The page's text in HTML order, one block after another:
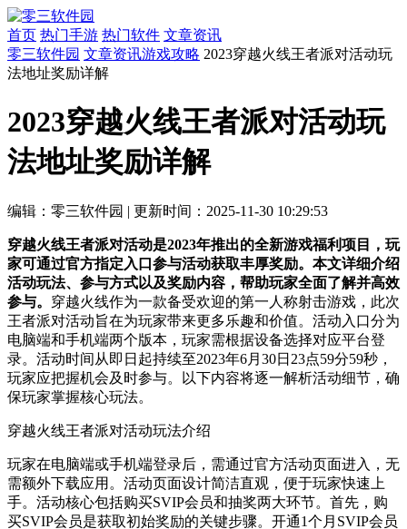
首页 热门手游 热门软件 文章资讯
零三软件园 文章资讯游戏攻略 2023穿越火线王者派对活动玩
法地址奖励详解
2023穿越火线王者派对活动玩
法地址奖励详解
编辑：零三软件园 | 更新时间：2025-11-30 10:29:53
穿越火线王者派对活动是2023年推出的全新游戏福利项目，玩
家可通过官方指定入口参与活动获取丰厚奖励。本文详细介绍
活动玩法、参与方式以及奖励内容，帮助玩家全面了解并高效
参与。 穿越火线作为一款备受欢迎的第一人称射击游戏，此次
王者派对活动旨在为玩家带来更多乐趣和价值。活动入口分为
电脑端和手机端两个版本，玩家需根据设备选择对应平台登
录。活动时间从即日起持续至2023年6月30日23点59分59秒，
玩家应把握机会及时参与。以下内容将逐一解析活动细节，确
保玩家掌握核心玩法。
穿越火线王者派对活动玩法介绍
玩家在电脑端或手机端登录后，需通过官方活动页面进入，无
需额外下载应用。活动页面设计简洁直观，便于玩家快速上
手。活动核心包括购买SVIP会员和抽奖两大环节。首先，购
买SVIP会员是获取初始奖励的关键步骤。开通1个月SVIP会员